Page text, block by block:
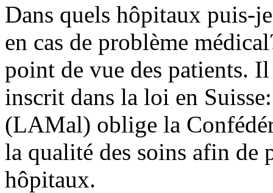
Dans quels hôpitaux puis-
en cas de problème
point de vue des patients.
inscrit dans la loi en
(LAMal) oblige la
la qualité des soins afin de
hôpitaux.